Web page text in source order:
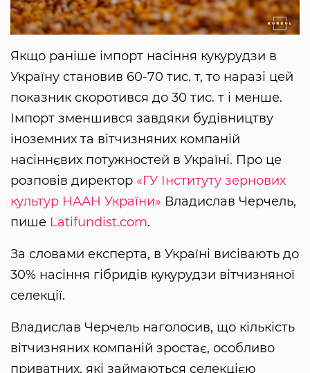
Якщо раніше імпорт насіння кукурудзи в
Україну становив 60-70 тис. т, то наразі цей
показник скоротився до 30 тис. т і менше.
Імпорт зменшився завдяки будівництву
іноземних та вітчизняних компаній
насіннєвих потужностей в Україні. Про це
розповів директор «ГУ Інституту зернових
культур НААН України» Владислав Черчель,
пише Latifundist.com.
За словами експерта, в Україні висівають до
30% насіння гібридів кукурудзи вітчизняної
селекції.
Владислав Черчель наголосив, що кількість
вітчизняних компаній зростає, особливо
приватних, які займаються селекцією